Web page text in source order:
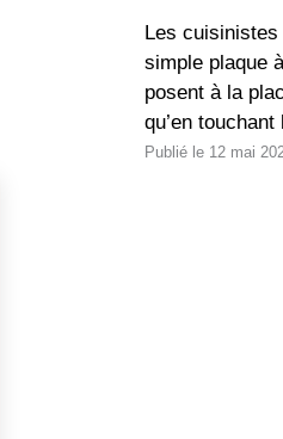
Les cuisinistes
simple plaque
posent à la
qu’en
12 mai